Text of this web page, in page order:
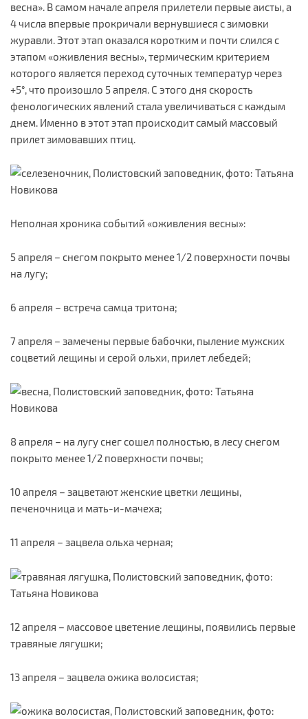
весна». В самом начале апреля прилетели первые аисты, а
4 числа впервые прокричали вернувшиеся с зимовки
журавли. Этот этап оказался коротким и почти слился с
этапом «оживления весны», термическим критерием
которого является переход суточных температур через
+5°, что произошло 5 апреля. С этого дня скорость
фенологических явлений стала увеличиваться с каждым
днем. Именно в этот этап происходит самый массовый
прилет зимовавших птиц.
Неполная хроника событий «оживления весны»:
5 апреля – снегом покрыто менее 1/2 поверхности почвы
на лугу;
6 апреля – встреча самца тритона;
7 апреля – замечены первые бабочки, пыление мужских
соцветий лещины и серой ольхи, прилет лебедей;
8 апреля – на лугу снег сошел полностью, в лесу снегом
покрыто менее 1/2 поверхности почвы;
10 апреля – зацветают женские цветки лещины,
печеночница и мать-и-мачеха;
11 апреля – зацвела ольха черная;
12 апреля – массовое цветение лещины, появились первые
травяные лягушки;
13 апреля – зацвела ожика волосистая;